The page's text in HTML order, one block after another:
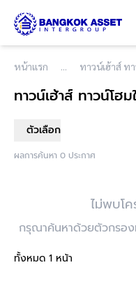
หน้าแรก ทาวน์เฮ้าส์ ท
ทาวน์เฮ้าส์ ทาวน์โฮม
ตัวเลือก
ผลการค้นหา 0 ประกาศ
ไม่พบโ
กรุณาค้นหาด้วยตัวกรอ
ทั้งหมด 1 หน้า